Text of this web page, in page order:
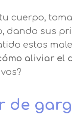
cuerpo,
dando sus
estos
aliviar el
de